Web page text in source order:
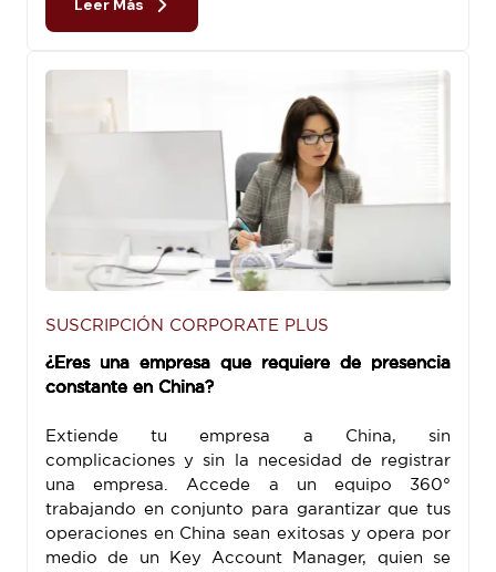
Leer Más
SUSCRIPCIÓN CORPORATE PLUS
¿Eres una empresa que requiere de presencia
constante en China?
Extiende tu empresa a China, sin
complicaciones y sin la necesidad de registrar
una empresa. Accede a un equipo 360°
trabajando en conjunto para garantizar que tus
operaciones en China sean exitosas y opera por
medio de un Key Account Manager, quien se